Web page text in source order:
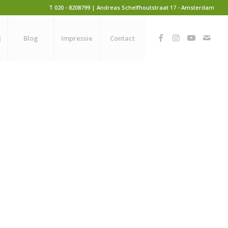
T 020 - 8208799 | Andreas Schelfhoutstraat 17 - Amsterdam
Blog Impressie Contact